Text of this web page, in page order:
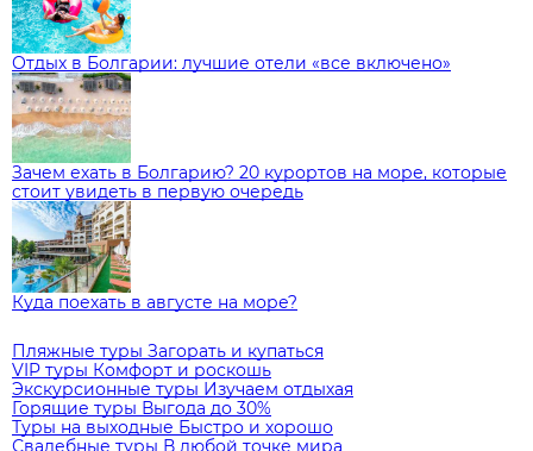
Отдых в Болгарии: лучшие отели «все включено»
Зачем ехать в Болгарию? 20 курортов на море, которые
стоит увидеть в первую очередь
Куда поехать в августе на море?
Пляжные туры Загорать и купаться
VIP туры Комфорт и роскошь
Экскурсионные туры Изучаем отдыхая
Горящие туры Выгода до 30%
Туры на выходные Быстро и хорошо
Свадебные туры В любой точке мира